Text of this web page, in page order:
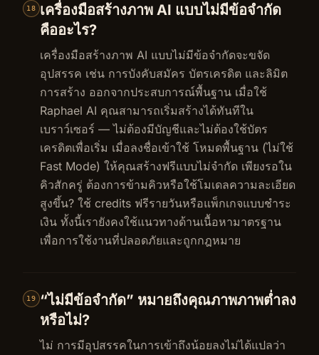
18
เครื่องมือสร้างภาพ AI แบบไม่มีข้อจำกัด
คืออะไร?
เครื่องมือสร้างภาพ AI แบบไม่มีข้อจำกัดจะขจัด
อุปสรรค เช่น การบังคับสมัคร บัตรเครดิต และลิมิต
การสร้าง ออกจากประสบการณ์พื้นฐาน เมื่อใช้
Raphael AI คุณสามารถเริ่มสร้างได้ทันทีใน
เบราว์เซอร์ — ไม่ต้องมีบัญชีและไม่ต้องใช้บัตร
เครดิตเพื่อเริ่ม เมื่อลงชื่อเข้าใช้ โหมดพื้นฐาน (ไม่ใช้
Fast Mode) ให้คุณสร้างฟรีแบบไม่จำกัด เพียงรอใน
คิวสักครู่ ต้องการข้ามคิวหรือใช้โมเดลความละเอียด
สูงขึ้น? ใช้ credits ฟรีรายวันหรือแพ็กเกจแบบชำระ
เงิน ทั้งนี้เรายังคงใช้แนวทางด้านเนื้อหามาตรฐาน
เพื่อการใช้งานที่ปลอดภัยและถูกกฎหมาย
19
“ไม่มีข้อจำกัด” หมายถึงคุณภาพภาพต่ำลง
หรือไม่?
ไม่ การมีอุปสรรคในการเข้าถึงน้อยลงไม่ได้แปลว่า